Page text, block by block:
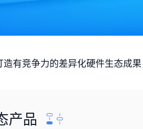
有竞争力的差异化硬件生态成果
产品